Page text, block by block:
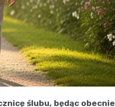
ślubu, będąc obecnie